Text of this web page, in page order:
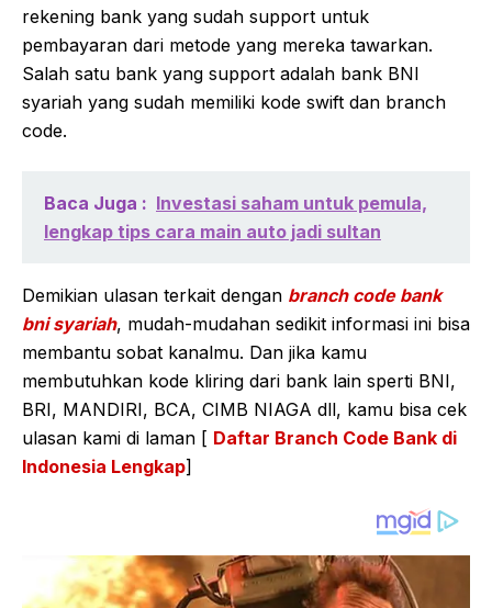
rekening bank yang sudah support untuk
pembayaran dari metode yang mereka tawarkan.
Salah satu bank yang support adalah bank BNI
syariah yang sudah memiliki kode swift dan branch
code.
Baca Juga : Investasi saham untuk pemula,
lengkap tips cara main auto jadi sultan
Demikian ulasan terkait dengan branch code bank
bni syariah, mudah-mudahan sedikit informasi ini bisa
membantu sobat kanalmu. Dan jika kamu
membutuhkan kode kliring dari bank lain sperti BNI,
BRI, MANDIRI, BCA, CIMB NIAGA dll, kamu bisa cek
ulasan kami di laman [ Daftar Branch Code Bank di
Indonesia Lengkap]